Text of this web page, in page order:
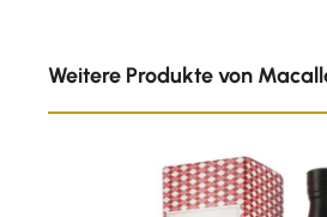
Weitere Produkte von